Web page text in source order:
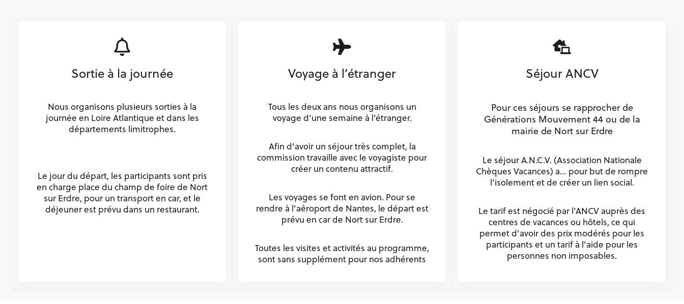
Sortie à la journée
Nous organisons plusieurs sorties à la
journée en Loire Atlantique et dans les
départements limitrophes.
Le jour du départ, les participants sont pris
en charge place du champ de foire de Nort
sur Erdre, pour un transport en car, et le
déjeuner est prévu dans un restaurant.
Voyage à l’étranger
Tous les deux ans nous organisons un
voyage d’une semaine à l’étranger.
Afin d’avoir un séjour très complet, la
commission travaille avec le voyagiste pour
créer un contenu attractif.
Les voyages se font en avion. Pour se
rendre à l’aéroport de Nantes, le départ est
prévu en car de Nort sur Erdre.
Toutes les visites et activités au programme,
sont sans supplément pour nos adhérents
Séjour ANCV
Pour ces séjours se rapprocher de
Générations Mouvement 44 ou de la
mairie de Nort sur Erdre
Le séjour A.N.C.V. (Association Nationale
Chèques Vacances) a… pour but de rompre
l’isolement et de créer un lien social.
Le tarif est négocié par l’ANCV auprès des
centres de vacances ou hôtels, ce qui
permet d’avoir des prix modérés pour les
participants et un tarif à l’aide pour les
personnes non imposables.